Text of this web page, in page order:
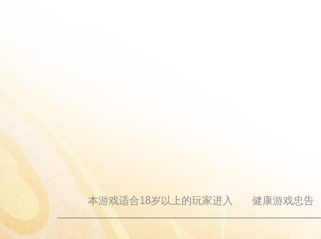
本游戏适合18岁以上的玩家进入 健康游戏忠告